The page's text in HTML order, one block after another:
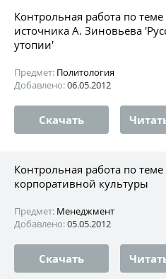
Контрольная работа по
источника А. Зиновьева
утопии'
Предмет: Политология
Добавлено:06.05.2012
Скачать
Контрольная работа по
корпоративной культуры
Предмет: Менеджмент
Добавлено:05.05.2012
Скачать